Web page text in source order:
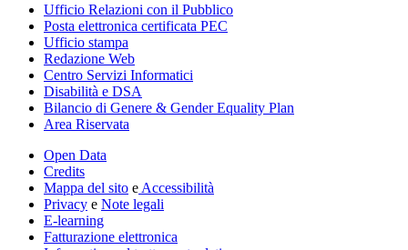
Ufficio Relazioni con il Pubblico
Posta elettronica certificata PEC
Ufficio stampa
Redazione Web
Centro Servizi Informatici
Disabilità e DSA
Bilancio di Genere & Gender Equality Plan
Area Riservata
Open Data
Credits
Mappa del sito e Accessibilità
Privacy e Note legali
E-learning
Fatturazione elettronica